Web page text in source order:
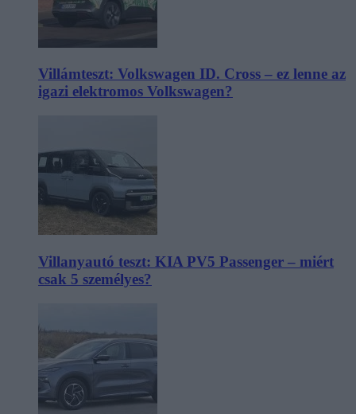
Villámteszt: Volkswagen ID. Cross – ez lenne az
igazi elektromos Volkswagen?
Villanyautó teszt: KIA PV5 Passenger – miért
csak 5 személyes?